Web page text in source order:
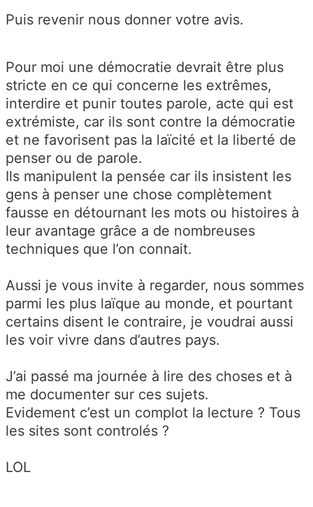
Puis revenir nous donner votre avis.
Pour moi une démocratie devrait être plus
stricte en ce qui concerne les extrêmes,
interdire et punir toutes parole, acte qui est
extrémiste, car ils sont contre la démocratie
et ne favorisent pas la laïcité et la liberté de
penser ou de parole.
Ils manipulent la pensée car ils insistent les
gens à penser une chose complètement
fausse en détournant les mots ou histoires à
leur avantage grâce a de nombreuses
techniques que l’on connait.
Aussi je vous invite à regarder, nous sommes
parmi les plus laïque au monde, et pourtant
certains disent le contraire, je voudrai aussi
les voir vivre dans d’autres pays.
J’ai passé ma journée à lire des choses et à
me documenter sur ces sujets.
Evidement c’est un complot la lecture ? Tous
les sites sont controlés ?
LOL